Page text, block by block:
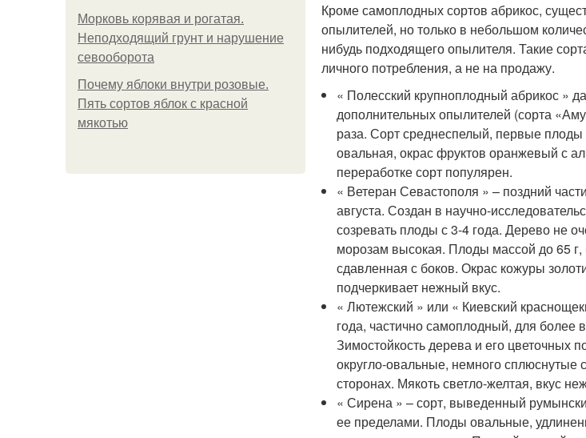
Морковь корявая и рогатая.
Неподходящий грунт и нарушение
севооборота
Почему яблоки внутри розовые.
Пять сортов яблок с красной
мякотью
Кроме самоплодных сортов абрикос,
опылителей, но только в небольшом
нибудь подходящего опылителя. Такие
личного потребления, а не на продажу.
« Полесский крупноплодный абрикос »
дополнительных опылителей (сорта
раза. Сорт среднеспелый, первые
овальная, окрас фруктов оранжевый с
переработке сорт популярен.
« Ветеран Севастополя » – поздний
августа. Создан в научно-
созревать плоды с 3-4 года. Дерево не
морозам высокая. Плоды массой до 65
сдавленная с боков. Окрас кожуры
подчеркивает нежный вкус.
« Лютежский » или « Киевский
года, частично самоплодный, для
Зимостойкость дерева и его цветочных
округло-овальные, немного
сторонах. Мякоть светло-желтая, вкус
« Сирена » – сорт, выведенный
ее пределами. Плоды овальные,